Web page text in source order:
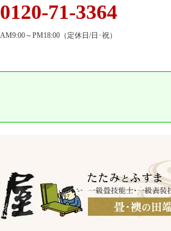
0120-71-3364
AM9:00～PM18:00 （定休日/日･祝）